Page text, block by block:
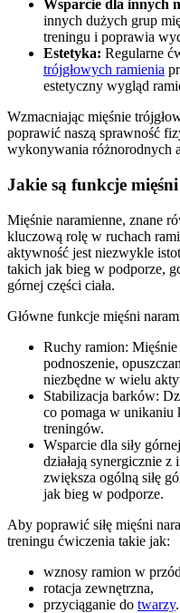
Wsparcie dla innych
innych dużych grup
treningu i poprawia
Estetyka: Regularne
trójgłowych ramienia
estetyczny wygląd
Wzmacniając mięśnie
poprawić naszą sprawność
wykonywania różnorodnych
Jakie są funkcje
Mięśnie naramienne, znane
kluczową rolę w ruchach
aktywność jest niezwykle
takich jak bieg w podporze,
górnej części ciała.
Główne funkcje mięśni
Ruchy ramion:
podnoszenie,
niezbędne w wielu
Stabilizacja barków:
co pomaga w unikaniu
treningów.
Wsparcie dla siły
działają synergicznie
zwiększa ogólną siłę
jak bieg w podporze.
Aby poprawić siłę mięśni
treningu ćwiczenia takie jak:
wznosy ramion w
rotacja zewnętrzna,
przyciąganie do twarzy.